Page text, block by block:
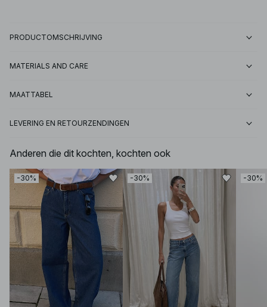
PRODUCTOMSCHRIJVING
MATERIALS AND CARE
MAATTABEL
LEVERING EN RETOURZENDINGEN
Anderen die dit kochten, kochten ook
-30% -30% -30%